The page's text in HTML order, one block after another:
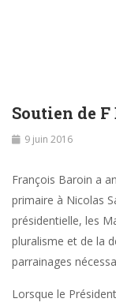
Soutien de
9 juin 2016
François Baroin a
primaire à Nicolas
présidentielle, les
pluralisme et de la
parrainages
Lorsque le